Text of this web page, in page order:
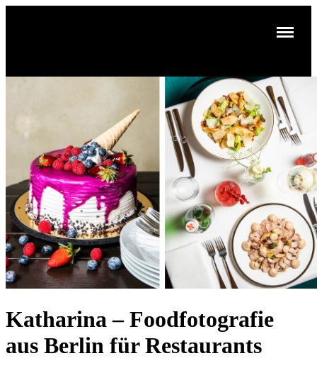
Katharina – Foodfotografie
aus Berlin für Restaurants